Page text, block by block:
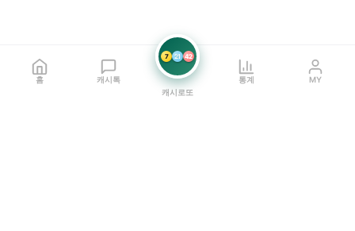
홈 캐시톡
7 21 42
캐시로또
통계 MY